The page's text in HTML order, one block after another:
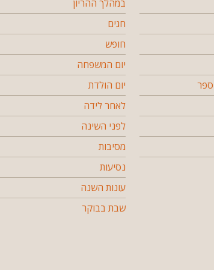
במהלך ההריון
חגים
חופש
יום המשפחה
יום הולדת
לאחר לידה
לפני השינה
מסיבות
נסיעות
עונות השנה
שבת בבוקר